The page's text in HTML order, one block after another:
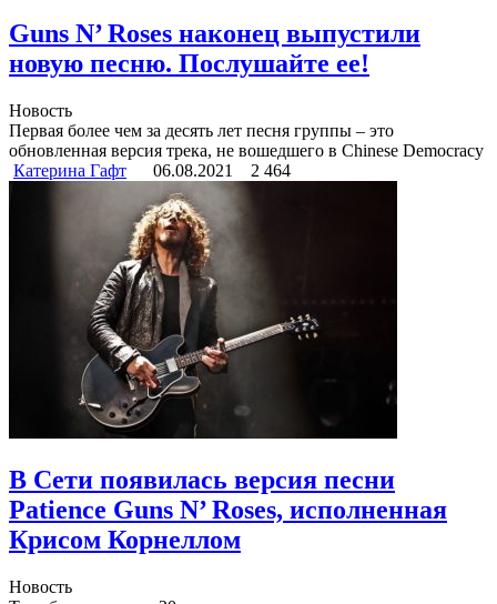
Guns N’ Roses наконец выпустили
новую песню. Послушайте ее!
Новость
Первая более чем за десять лет песня группы – это
обновленная версия трека, не вошедшего в Chinese Democracy
Катерина Гафт
06.08.2021 2 464
В Сети появилась версия песни
Patience Guns N’ Roses, исполненная
Крисом Корнеллом
Новость